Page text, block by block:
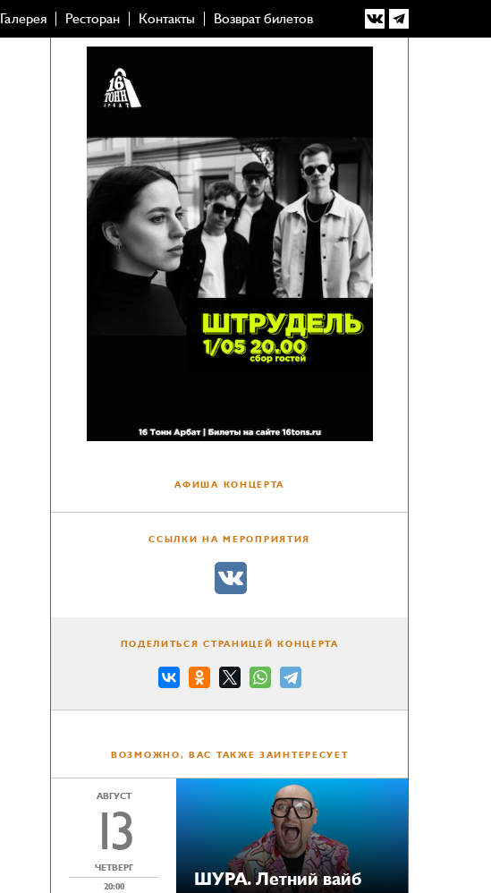
Галерея Ресторан Контакты Возврат билетов
АФИША КОНЦЕРТА
ССЫЛКИ НА МЕРОПРИЯТИЯ
ПОДЕЛИТЬСЯ СТРАНИЦЕЙ КОНЦЕРТА
ВОЗМОЖНО, ВАС ТАКЖЕ ЗАИНТЕРЕСУЕТ
АВГУСТ
13
ЧЕТВЕРГ
20:00
ШУРА. Летний вайб